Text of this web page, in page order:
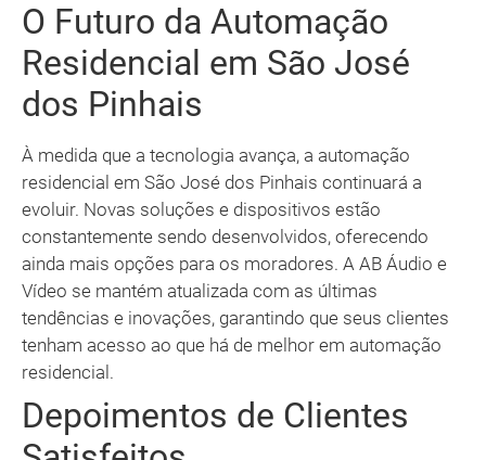
O Futuro da Automação
Residencial em São José
dos Pinhais
À medida que a tecnologia avança, a automação
residencial em São José dos Pinhais continuará a
evoluir. Novas soluções e dispositivos estão
constantemente sendo desenvolvidos, oferecendo
ainda mais opções para os moradores. A AB Áudio e
Vídeo se mantém atualizada com as últimas
tendências e inovações, garantindo que seus clientes
tenham acesso ao que há de melhor em automação
residencial.
Depoimentos de Clientes